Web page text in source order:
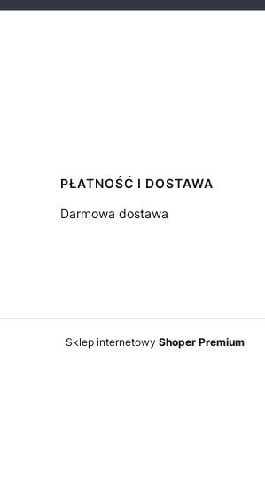
PŁATNOŚĆ I DOSTAWA
Darmowa dostawa
Sklep internetowy Shoper Premium